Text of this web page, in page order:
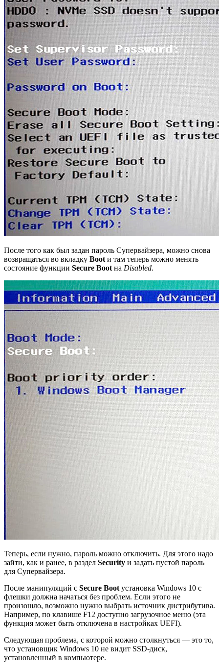
После того как был задан пароль Супервайзера, можно снова
возвращаться во вкладку Boot и там теперь можно менять
состояние функции Secure Boot на Disabled.
Теперь, если нужно, пароль можно отключить. Для этого надо
зайти, как и ранее, в раздел Security и задать пустой пароль
для Супервайзера.
После манипуляций с Secure Boot установка Windows 10 с
флешки должна начаться без проблем. Если этого не
произошло, возможно нужно выбрать источник дистрибутива.
Например, по клавише F12 доступно загрузочное меню (эта
функция может быть отключена в настройках UEFI).
Следующая проблема, с которой можно столкнуться — это то,
что установщик Windows 10 не видит SSD-диск,
установленный в компьютере.